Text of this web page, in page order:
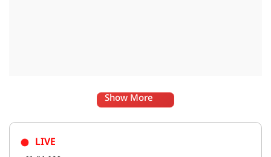
Show More
LIVE